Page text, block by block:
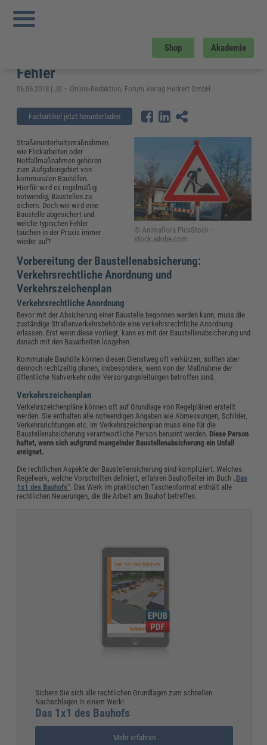
Shop Akademie
Sie sind hier:
So vermeiden Bauhofleiter typische Fehler
Baustellenabsicherung: So
vermeiden Bauhofleiter typische
Fehler
06.06.2018 | JS – Online-Redaktion, Forum Verlag Herkert GmbH
Fachartikel jetzt herunterladen
© Animaflora PicsStock –
stock.adobe.com
Straßenunterhaltsmaßnahmen
wie Flickarbeiten oder
Notfallmaßnahmen gehören
zum Aufgabengebiet von
kommunalen Bauhöfen.
Hierfür wird es regelmäßig
notwendig, Baustellen zu
sichern. Doch wie wird eine
Baustelle abgesichert und
welche typischen Fehler
tauchen in der Praxis immer
wieder auf?
Vorbereitung der Baustellenabsicherung:
Verkehrsrechtliche Anordnung und
Verkehrszeichenplan
Verkehrsrechtliche Anordnung
Bevor mit der Absicherung einer Baustelle begonnen werden kann, muss die
zuständige Straßenverkehrsbehörde eine verkehrsrechtliche Anordnung
erlassen. Erst wenn diese vorliegt, kann es mit der Baustellenabsicherung und
danach mit den Bauarbeiten losgehen.
Kommunale Bauhöfe können diesen Dienstweg oft verkürzen, sollten aber
dennoch rechtzeitig planen, insbesondere, wenn von der Maßnahme der
öffentliche Nahverkehr oder Versorgungsleitungen betroffen sind.
Verkehrszeichenplan
Verkehrszeichenpläne können oft auf Grundlage von Regelplänen erstellt
werden. Sie enthalten alle notwendigen Angaben wie Abmessungen, Schilder,
Verkehrsrichtungen etc. Im Verkehrszeichenplan muss eine für die
Baustellenabsicherung verantwortliche Person benannt werden. Diese Person
haftet, wenn sich aufgrund mangelnder Baustellenabsicherung ein Unfall
ereignet.
Die rechtlichen Aspekte der Baustellensicherung sind kompliziert. Welches
Regelwerk, welche Vorschriften definiert, erfahren Bauhofleiter im Buch „Das
1x1 des Bauhofs“. Das Werk im praktischen Taschenformat enthält alle
rechtlichen Neuerungen, die die Arbeit am Bauhof betreffen.
Sichern Sie sich alle rechtlichen Grundlagen zum schnellen
Nachschlagen in einem Werk!
Das 1x1 des Bauhofs
Mehr erfahren